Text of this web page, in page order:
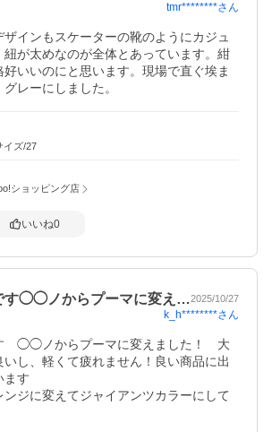
tmr********さん
ザインもスケーターの靴のようにカジュ
紐が太めなのが全体とあっています。紺
いいのにと思います。現場で直ぐ埃ま
レーにしました。
イズ/27
ショッピング店
いいね0
す◯◯ノからプーマに変え…2025/10/27
k_h********さん
　◯◯ノからプーマに変えました！　大
し、軽くて疲れません！良い商品に出
ます
ンジに変えてジャイアンツカラーにして